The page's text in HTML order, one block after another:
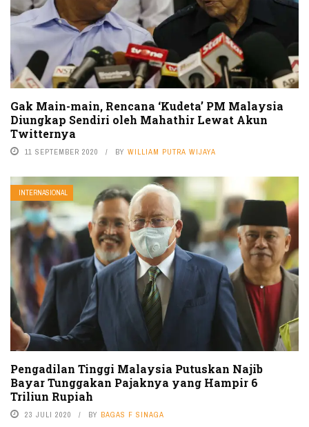
Gak Main-main, Rencana ‘Kudeta’ PM Malaysia
Diungkap Sendiri oleh Mahathir Lewat Akun
Twitternya
11 SEPTEMBER 2020 BY WILLIAM PUTRA WIJAYA
INTERNASIONAL
Pengadilan Tinggi Malaysia Putuskan Najib
Bayar Tunggakan Pajaknya yang Hampir 6
Triliun Rupiah
23 JULI 2020 BY BAGAS F SINAGA